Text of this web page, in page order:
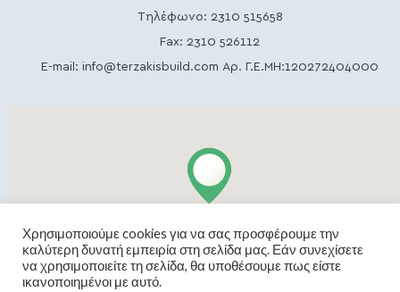
Τηλέφωνο: 2310 515658
Fax: 2310 526112
E-mail:info@terzakisbuild.com Αρ. Γ.Ε.ΜΗ:120272404000
Χρησιμοποιούμε cookies για να σας προσφέρουμε την
καλύτερη δυνατή εμπειρία στη σελίδα μας. Εάν συνεχίσετε
να χρησιμοποιείτε τη σελίδα, θα υποθέσουμε πως είστε
ικανοποιημένοι με αυτό.